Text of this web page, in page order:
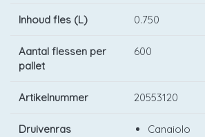
Inhoud fles (L) 0.750
Aantal flessen per
pallet
600
Artikelnummer 20553120
Druivenras
Canaiolo